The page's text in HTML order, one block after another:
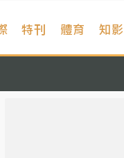
特刊 體育 知影